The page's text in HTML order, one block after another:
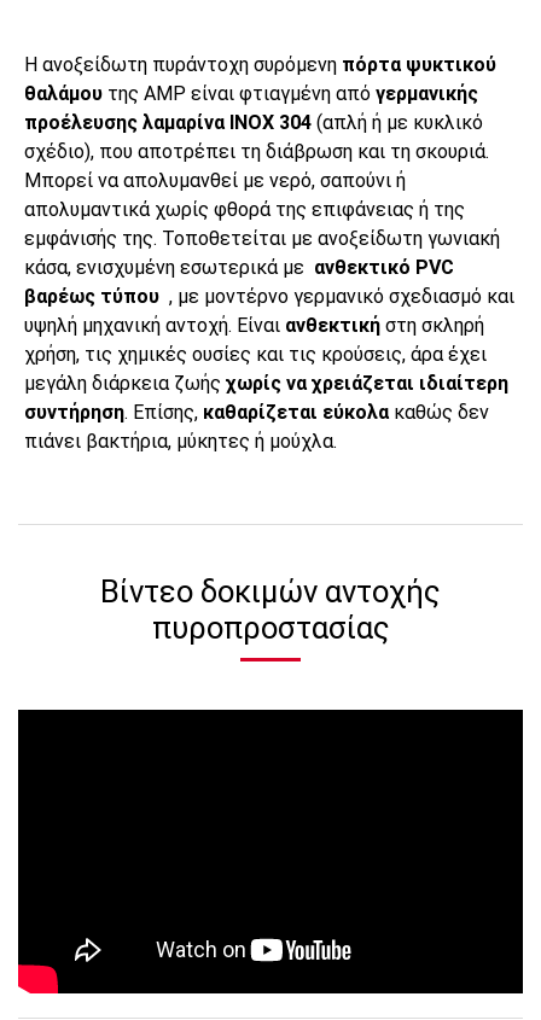
H ανοξείδωτη πυράντοχη συρόμενη πόρτα ψυκτικού
θαλάμου της AMP είναι φτιαγμένη από γερμανικής
προέλευσης λαμαρίνα INOX 304 (απλή ή με κυκλικό
σχέδιο), που αποτρέπει τη διάβρωση και τη σκουριά.
Μπορεί να απολυμανθεί με νερό, σαπούνι ή
απολυμαντικά χωρίς φθορά της επιφάνειας ή της
εμφάνισής της. Τοποθετείται με ανοξείδωτη γωνιακή
κάσα, ενισχυμένη εσωτερικά με ανθεκτικό PVC
βαρέως τύπου , με μοντέρνο γερμανικό σχεδιασμό και
υψηλή μηχανική αντοχή. Είναι ανθεκτική στη σκληρή
χρήση, τις χημικές ουσίες και τις κρούσεις, άρα έχει
μεγάλη διάρκεια ζωής χωρίς να χρειάζεται ιδιαίτερη
συντήρηση. Επίσης, καθαρίζεται εύκολα καθώς δεν
πιάνει βακτήρια, μύκητες ή μούχλα.
Βίντεο δοκιμών αντοχής
πυροπροστασίας